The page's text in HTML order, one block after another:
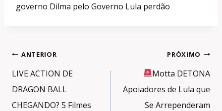
governo Dilma pelo Governo Lula perdão
Navegação
de
Post
ANTERIOR
LIVE ACTION DE
DRAGON BALL
CHEGANDO? 5 Filmes
PRÓXIMO
Motta DETONA
Apoiadores de Lula que
Se Arrependeram